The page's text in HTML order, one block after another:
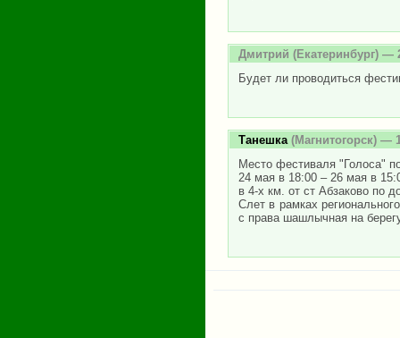
Дмитрий (Екатеринбург) —
Будет ли проводиться
Танешка(Магнитогорск) —
Место фестиваля "Голоса"
24 мая в 18:00 – 26 мая в
в 4-х км. от ст Абзаково по
Слет в рамках
с права шашлычная на